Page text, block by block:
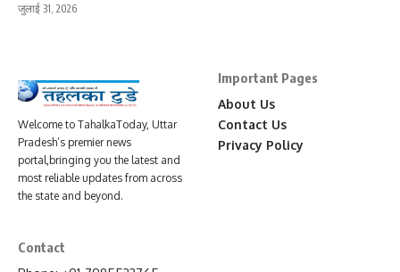
जुलाई 31, 2026
Welcome to TahalkaToday, Uttar
Pradesh’s premier news
portal,bringing you the latest and
most reliable updates from across
the state and beyond.
Important Pages
About Us
Contact Us
Privacy Policy
Contact